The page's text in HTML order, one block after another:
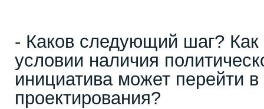
- Каков следующий шаг?
условии наличия
инициатива может перейти
проектирования?